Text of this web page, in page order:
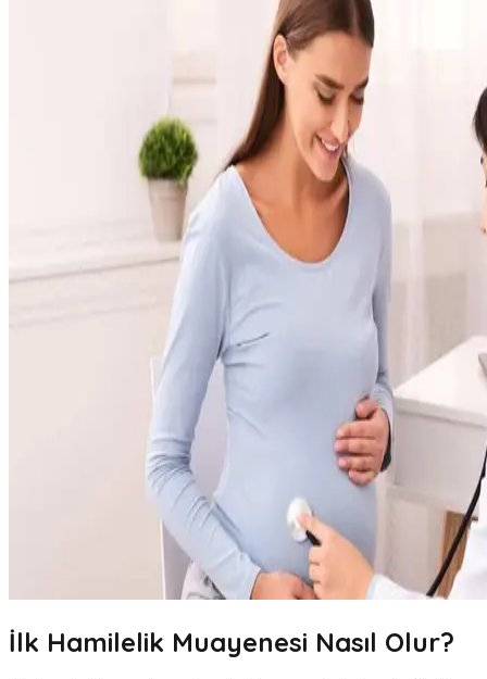
İlk Hamilelik Muayenesi Nasıl Olur?